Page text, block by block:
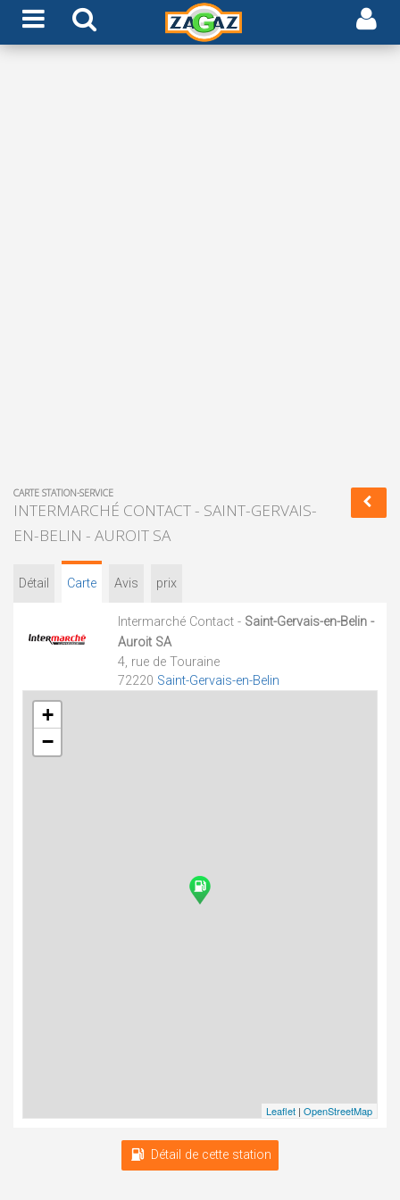
CARTE STATION-SERVICE
INTERMARCHÉ CONTACT - SAINT-GERVAIS-
EN-BELIN - AUROIT SA
Détail Carte Avis prix
Intermarché Contact - Saint-Gervais-en-Belin -
Auroit SA
4, rue de Touraine
72220 Saint-Gervais-en-Belin
+
−
Leaflet | OpenStreetMap
Détail de cette station